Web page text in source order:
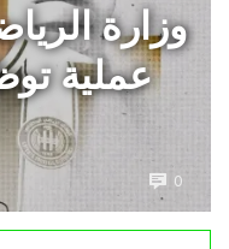
وزارة
عملية
0